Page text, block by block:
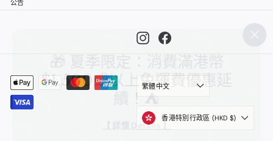
🎁 夏季限定：消費滿港幣
$1,500或以上免運費優惠延
續！⛺️
【 詳情 Details 】
公告
InstagramFacebook
繁體中文
香港特別行政區 (HKD $)